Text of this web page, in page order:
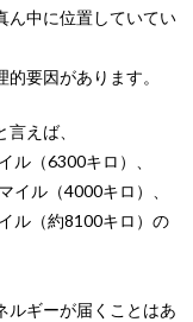
ん中に位置していてい
要因があります。
えば、
ル（6300キロ）、
イル（4000キロ）、
ル（約8100キロ）の
ルギーが届くことはあ